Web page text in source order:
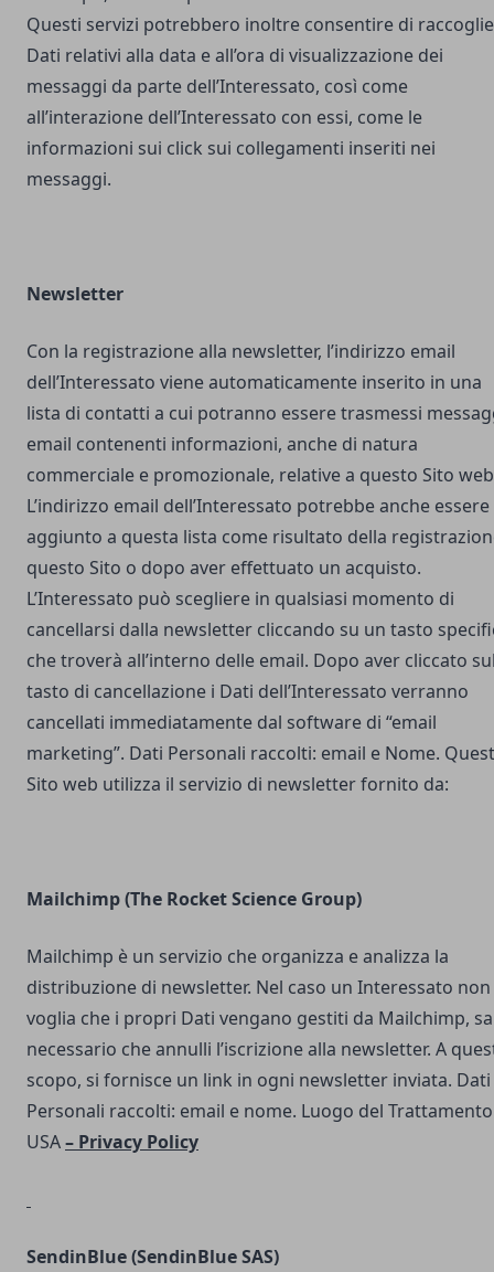
Questi servizi potrebbero inoltre consentire di
Dati relativi alla data e all’ora di visualizzazione dei
messaggi da parte dell’Interessato, così come
all’interazione dell’Interessato con essi, come le
informazioni sui click sui collegamenti inseriti nei
messaggi.
Newsletter
Con la registrazione alla newsletter, l’indirizzo email
dell’Interessato viene automaticamente inserito in una
lista di contatti a cui potranno essere trasmessi
email contenenti informazioni, anche di natura
commerciale e promozionale, relative a questo Sito
L’indirizzo email dell’Interessato potrebbe anche essere
aggiunto a questa lista come risultato della
questo Sito o dopo aver effettuato un acquisto.
L’Interessato può scegliere in qualsiasi momento di
cancellarsi dalla newsletter cliccando su un tasto
che troverà all’interno delle email. Dopo aver cliccato
tasto di cancellazione i Dati dell’Interessato verranno
cancellati immediatamente dal software di “email
marketing”. Dati Personali raccolti: email e Nome.
Sito web utilizza il servizio di newsletter fornito da:
Mailchimp (The Rocket Science Group)
Mailchimp è un servizio che organizza e analizza la
distribuzione di newsletter. Nel caso un Interessato non
voglia che i propri Dati vengano gestiti da Mailchimp,
necessario che annulli l’iscrizione alla newsletter. A
scopo, si fornisce un link in ogni newsletter inviata. Dati
Personali raccolti: email e nome. Luogo del
USA– Privacy Policy
SendinBlue(SendinBlue SAS)